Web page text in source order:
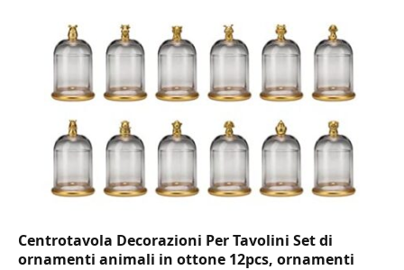
Centrotavola Decorazioni Per Tavolini Set di
ornamenti animali in ottone 12pcs, ornamenti